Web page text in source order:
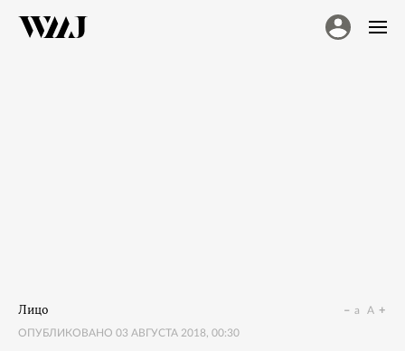
Лицо
ОПУБЛИКОВАНО 03 АВГУСТА 2018, 00:30
a A